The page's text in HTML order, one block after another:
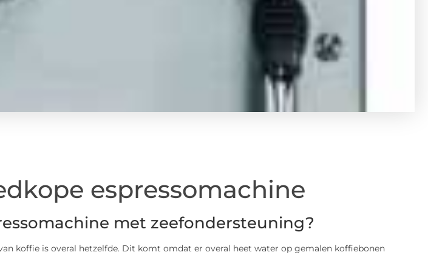
espressomachine
met zeefondersteuning?
koffie is overal hetzelfde. Dit komt omdat er overal heet water op gemalen koffiebonen